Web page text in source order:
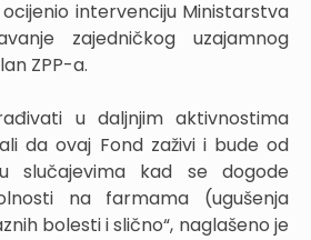
intervenciju Ministarstva
zajedničkog uzajamnog
ZPP-a.
u daljnjim aktivnostima
da ovaj Fond zaživi i bude od
slučajevima kad se dogode
na farmama (ugušenja
bolesti i slično“, naglašeno je